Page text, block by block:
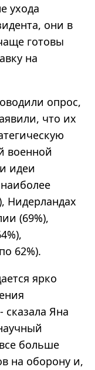
ухода
они в
готовы
на
опрос,
что их
военной
идеи
Нидерландах
(69%),
62%).
ярко
Яна
больше
на оборону и,